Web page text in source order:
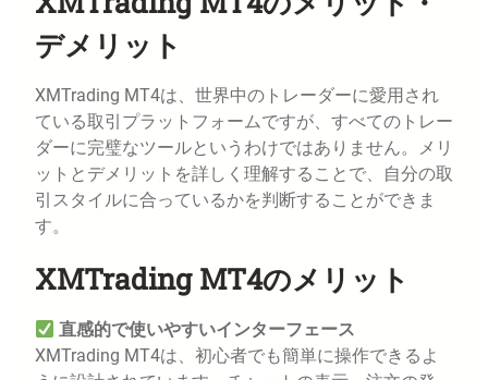
デメリット
XMTrading MT4は、世界中のトレーダーに愛用され
ている取引プラットフォームですが、すべてのトレー
ダーに完璧なツールというわけではありません。メリ
ットとデメリットを詳しく理解することで、自分の取
引スタイルに合っているかを判断することができま
す。
XMTrading MT4のメリット
直感的で使いやすいインターフェース
XMTrading MT4は、初心者でも簡単に操作できるよ